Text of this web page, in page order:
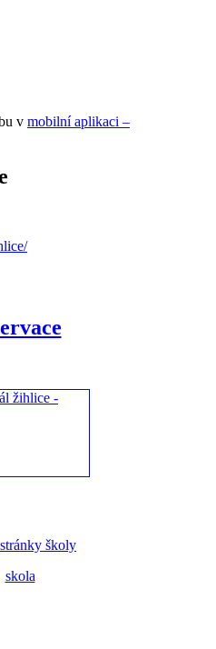
v mobilní aplikaci –
školy